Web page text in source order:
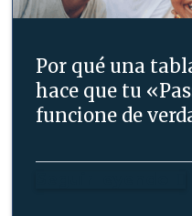
Por qué una
hace que tu
funcione de